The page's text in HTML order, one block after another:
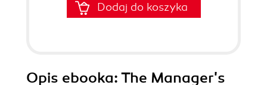
Dodaj do koszyka
Opis ebooka: The Manager's